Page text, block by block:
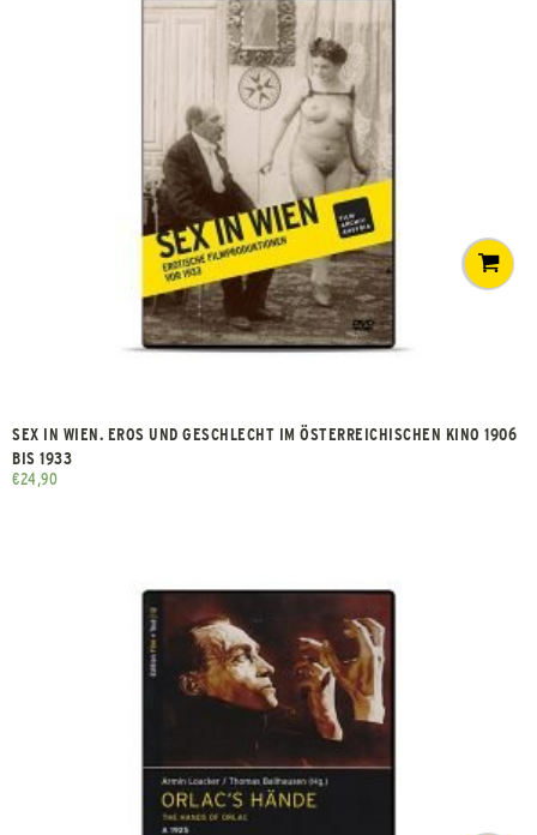
SEX IN WIEN. EROS UND GESCHLECHT IM ÖSTERREICHISCHEN KINO 1906
BIS 1933
€24,90